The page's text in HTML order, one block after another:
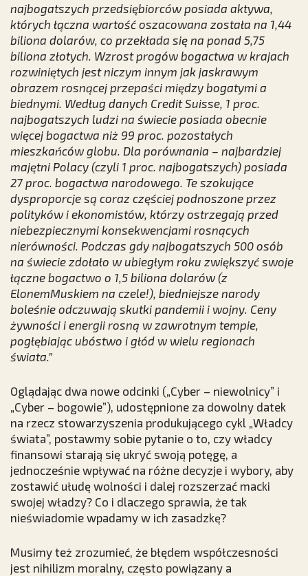
najbogatszych przedsiębiorców posiada aktywa,
których łączna wartość oszacowana została na 1,44
biliona dolarów, co przekłada się na ponad 5,75
biliona złotych. Wzrost progów bogactwa w krajach
rozwiniętych jest niczym innym jak jaskrawym
obrazem rosnącej przepaści między bogatymi a
biednymi. Według danych Credit Suisse, 1 proc.
najbogatszych ludzi na świecie posiada obecnie
więcej bogactwa niż 99 proc. pozostałych
mieszkańców globu. Dla porównania – najbardziej
majętni Polacy (czyli 1 proc. najbogatszych) posiada
27 proc. bogactwa narodowego. Te szokujące
dysproporcje są coraz częściej podnoszone przez
polityków i ekonomistów, którzy ostrzegają przed
niebezpiecznymi konsekwencjami rosnących
nierówności. Podczas gdy najbogatszych 500 osób
na świecie zdołało w ubiegłym roku zwiększyć swoje
łączne bogactwo o 1,5 biliona dolarów (z
ElonemMuskiem na czele!), biedniejsze narody
boleśnie odczuwają skutki pandemii i wojny. Ceny
żywności i energii rosną w zawrotnym tempie,
pogłębiając ubóstwo i głód w wielu regionach
świata.”
Oglądając dwa nowe odcinki („Cyber – niewolnicy” i
„Cyber – bogowie”), udostępnione za dowolny datek
na rzecz stowarzyszenia produkującego cykl „Władcy
świata”, postawmy sobie pytanie o to, czy władcy
finansowi starają się ukryć swoją potęgę, a
jednocześnie wpływać na różne decyzje i wybory, aby
zostawić ułudę wolności i dalej rozszerzać macki
swojej władzy? Co i dlaczego sprawia, że tak
nieświadomie wpadamy w ich zasadzkę?
Musimy też zrozumieć, że błędem współczesności
jest nihilizm moralny, często powiązany a